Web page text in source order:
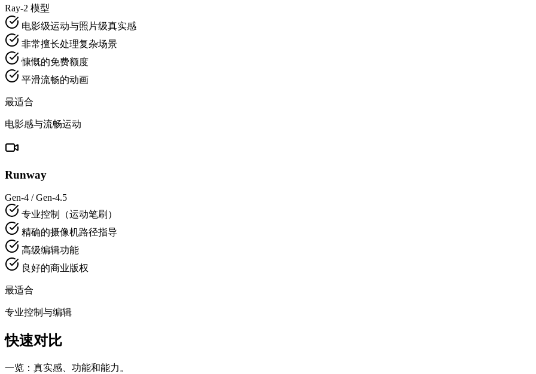
Ray-2 模型
电影级运动与照片级真实感
非常擅长处理复杂场景
慷慨的免费额度
平滑流畅的动画
最适合
电影感与流畅运动
Runway
Gen-4 / Gen-4.5
专业控制（运动笔刷）
精确的摄像机路径指导
高级编辑功能
良好的商业版权
最适合
专业控制与编辑
快速对比
一览：真实感、功能和能力。